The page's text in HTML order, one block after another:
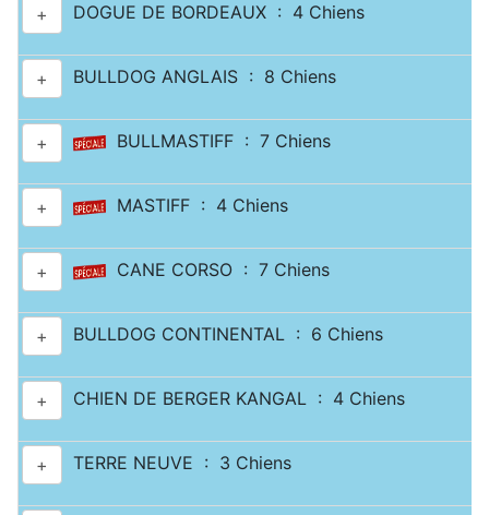
+ DOGUE DE BORDEAUX : 4 Chiens
+ BULLDOG ANGLAIS : 8 Chiens
+ BULLMASTIFF : 7 Chiens
+ MASTIFF : 4 Chiens
+ CANE CORSO : 7 Chiens
+ BULLDOG CONTINENTAL : 6 Chiens
+ CHIEN DE BERGER KANGAL : 4 Chiens
+ TERRE NEUVE : 3 Chiens